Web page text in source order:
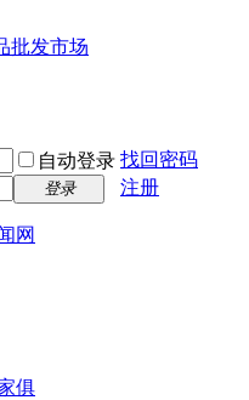
批发市场
自动登录 找回密码
登录 注册
网
俱